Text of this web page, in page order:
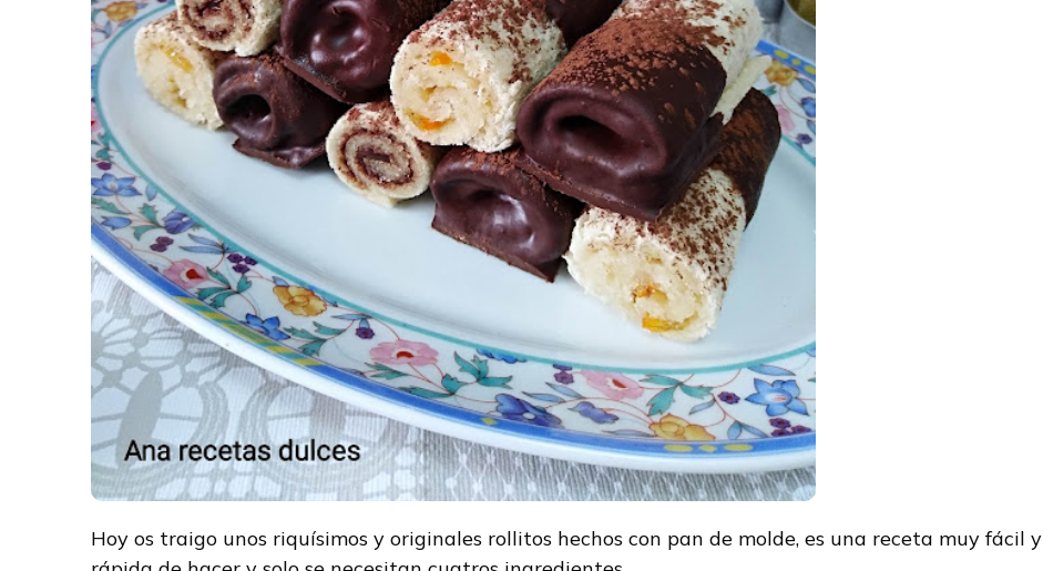
Hoy os traigo unos riquísimos y originales rollitos hechos con pan de molde, es una receta muy fácil y